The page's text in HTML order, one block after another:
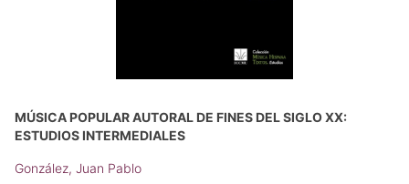
MÚSICA POPULAR AUTORAL DE FINES DEL SIGLO XX:
ESTUDIOS INTERMEDIALES
González, Juan Pablo